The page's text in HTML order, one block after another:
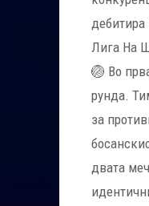
Лига На
🏐 Во
рунда.
за
двата